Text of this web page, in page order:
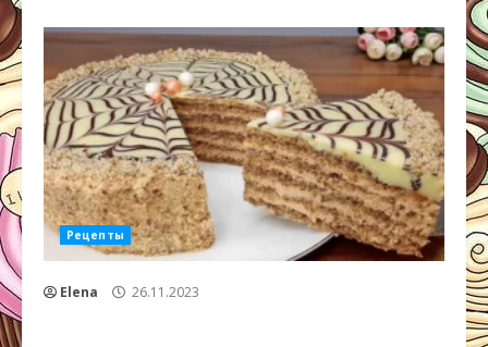
Рецепты
Elena 26.11.2023